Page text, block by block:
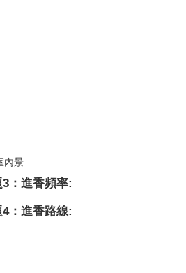
內景
：進香頻率:
：進香路線: